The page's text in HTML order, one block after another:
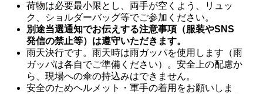
荷物は必要最小限とし、両手が空くよう、リュッ
ク、ショルダーバッグ等でご参加ください。
別途当選通知でお伝えする注意事項（服装やSNS
発信の禁止等）は遵守いただきます。
雨天決行です。雨天時は雨ガッパを使用します（雨
ガッパは各自でご準備ください）。安全上の配慮か
ら、現場への傘の持込みはできません。
安全のためヘルメット・軍手の着用をお願いしま